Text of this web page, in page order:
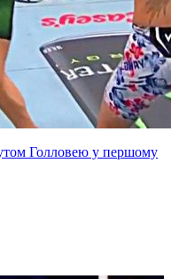
Голловею у першому